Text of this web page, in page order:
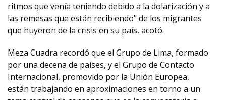
ritmos que venía teniendo debido a la dolarización y a
las remesas que están recibiendo" de los migrantes
que huyeron de la crisis en su país, acotó.
Meza Cuadra recordó que el Grupo de Lima, formado
por una decena de países, y el Grupo de Contacto
Internacional, promovido por la Unión Europea,
están trabajando en aproximaciones en torno a un